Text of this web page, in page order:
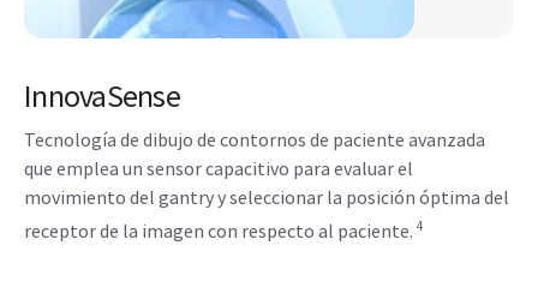
InnovaSense
Tecnología de dibujo de contornos de paciente avanzada
que emplea un sensor capacitivo para evaluar el
movimiento del gantry y seleccionar la posición óptima del
receptor de la imagen con respecto al paciente. 4